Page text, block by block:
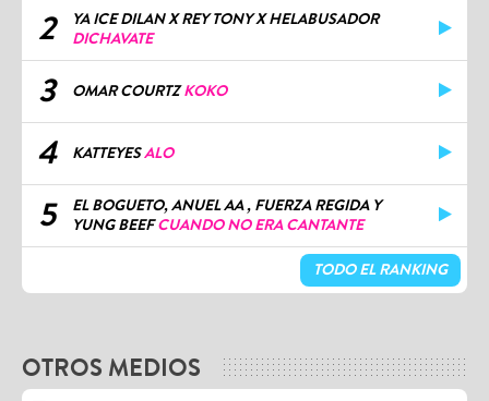
2
YA ICE DILAN X REY TONY X HELABUSADOR
DICHAVATE
3 OMAR COURTZKOKO
4 KATTEYESALO
5
EL BOGUETO, ANUEL AA , FUERZA REGIDA Y
YUNG BEEFCUANDO NO ERA CANTANTE
TODO EL RANKING
OTROS MEDIOS